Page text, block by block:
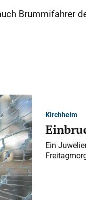
Brummifahrer
Kirchheim
Ein